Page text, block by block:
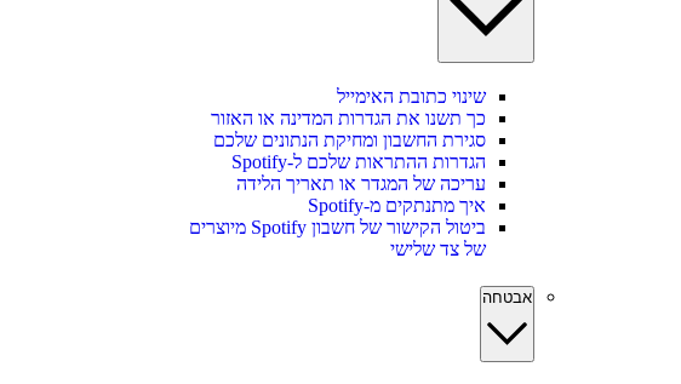
שינוי כתובת האימייל
כך תשנו את הגדרות המדינה או האזור
סגירת החשבון ומחיקת הנתונים שלכם
הגדרות ההתראות שלכם ל-Spotify
עריכה של המגדר או תאריך הלידה
איך מתנתקים מ-Spotify
ביטול הקישור של חשבון Spotify מיוצרים
של צד שלישי
אבטחה